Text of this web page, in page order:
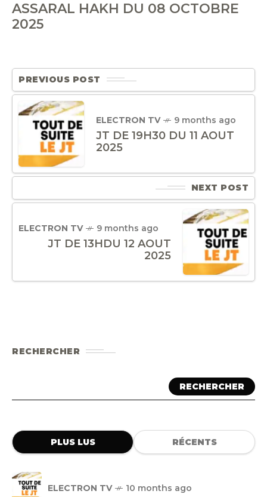
ASSARAL HAKH DU 08 OCTOBRE
2025
PREVIOUS POST
ELECTRON TV 9 months ago
JT DE 19H30 DU 11 AOUT
2025
NEXT POST
ELECTRON TV 9 months ago
JT DE 13HDU 12 AOUT
2025
RECHERCHER
RECHERCHER
PLUS LUS RÉCENTS
ELECTRON TV 10 months ago